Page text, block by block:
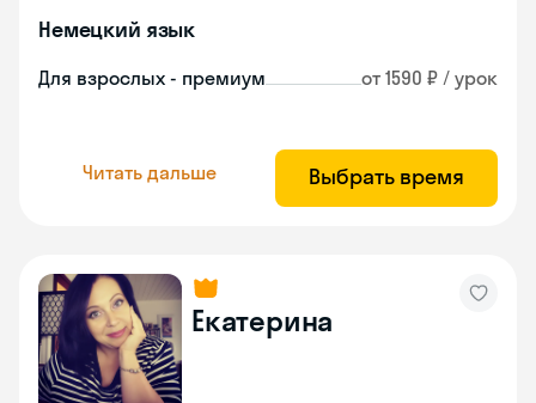
Немецкий язык
Для взрослых - премиум от 1590 ₽ / урок
Читать дальше Выбрать время
Екатерина